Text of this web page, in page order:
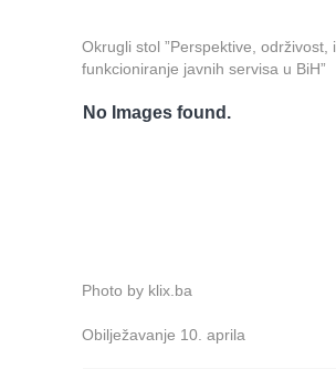
Okrugli stol ”Perspektive, održivost, i
funkcioniranje javnih servisa u BiH”
No Images found.
Photo by klix.ba
Obilježavanje 10. aprila